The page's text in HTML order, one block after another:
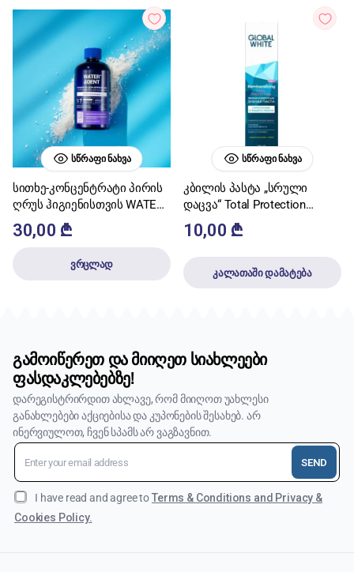
ᲡᲬᲠᲐᲤᲘ ᲜᲐᲮᲕᲐ
სითხე-კონცენტრატი პირის
ღრუს ჰიგიენისთვის WATER
DENT მათეთრებელი 1:7
500მლ
30,00 ₾
ვრცლად
ᲡᲬᲠᲐᲤᲘ ᲜᲐᲮᲕᲐ
კბილის პასტა „სრული
დაცვა“ Total Protection
ჰიდროქსიაპატიტით და
ფტორით 100მლ GLOBAL
10,00 ₾
კალათაში დამატება
გამოიწერეთ და მიიღეთ სიახლეები
ფასდაკლებებზე!
დარეგისტრირდით ახლავე, რომ მიიღოთ უახლესი
განახლებები აქციებისა და კუპონების შესახებ. არ
ინერვიულოთ, ჩვენ სპამს არ ვაგზავნით.
SEND
I have read and agree toTerms & Conditions and Privacy &
Cookies Policy.